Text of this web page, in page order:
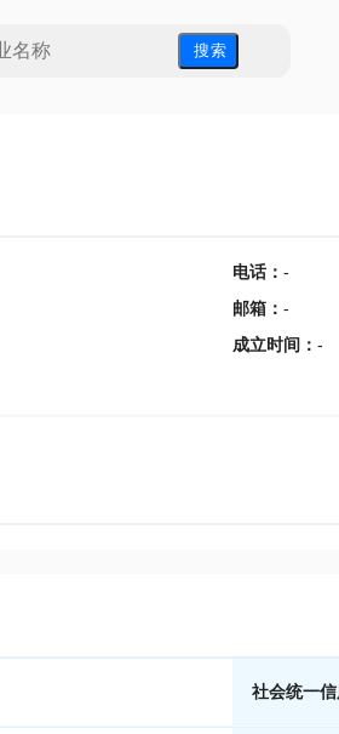
搜 索
电话： -
邮箱 ： -
成立时间 ： -
社会统一